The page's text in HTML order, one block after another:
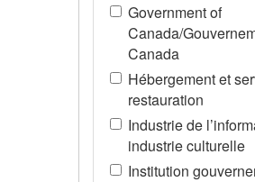
Government of
Canada/
Canada
Hébergement et
restauration
Industrie de
industrie culturelle
Institution